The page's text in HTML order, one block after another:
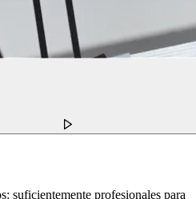
suficientemente profesionales para